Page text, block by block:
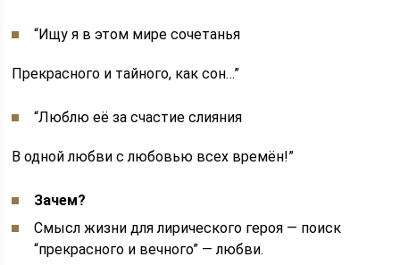
“Ищу я в этом мире сочетанья
Прекрасного и тайного, как сон…”
“Люблю её за счастие слияния
В одной любви с любовью всех времён!”
Зачем?
Смысл жизни для лирического героя — поиск
“прекрасного и вечного” — любви.